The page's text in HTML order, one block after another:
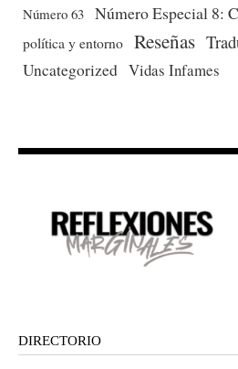
Número 63 Número Especial 8:
política y entorno Reseñas
Uncategorized Vidas Infames
DIRECTORIO